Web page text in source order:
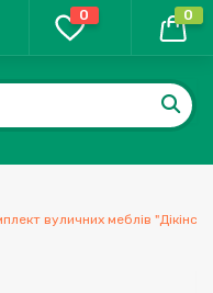
0 0
вуличних меблів